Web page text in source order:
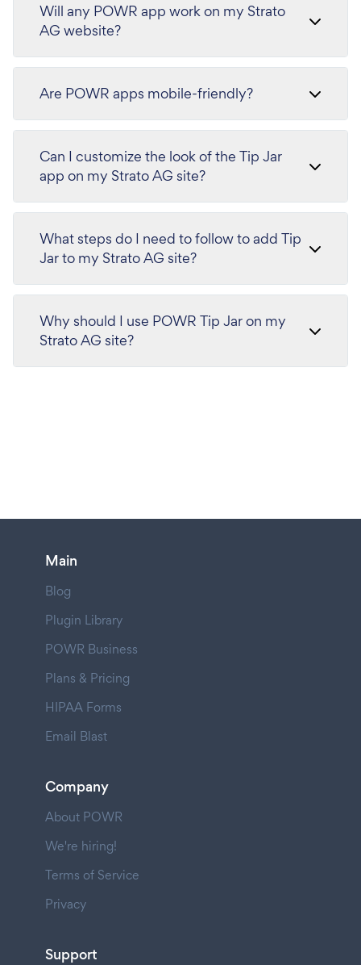
Will any POWR app work on my Strato
AG website?
Are POWR apps mobile-friendly?
Can I customize the look of the Tip Jar
app on my Strato AG site?
What steps do I need to follow to add Tip
Jar to my Strato AG site?
Why should I use POWR Tip Jar on my
Strato AG site?
Main
Blog
Plugin Library
POWR Business
Plans & Pricing
HIPAA Forms
Email Blast
Company
About POWR
We're hiring!
Terms of Service
Privacy
Support